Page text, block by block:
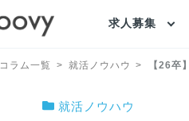
求人募集
コラム一覧 就活ノウハウ 【26卒
就活ノウハウ